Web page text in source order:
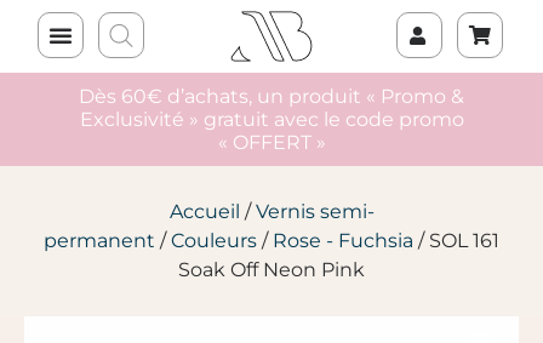
Dès 60€ d’achats, un produit « Promo &
Exclusivité » gratuit avec le code promo
« OFFERT »
Accueil /Vernis semi-
permanent /Couleurs / Rose - Fuchsia / SOL 161
Soak Off Neon Pink